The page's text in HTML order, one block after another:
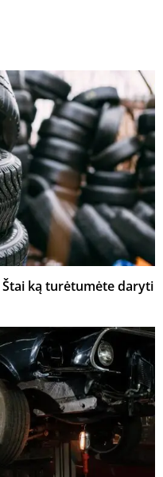
ką turėtumėte daryti